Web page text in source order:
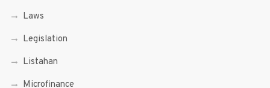
Laws
Legislation
Listahan
Microfinance